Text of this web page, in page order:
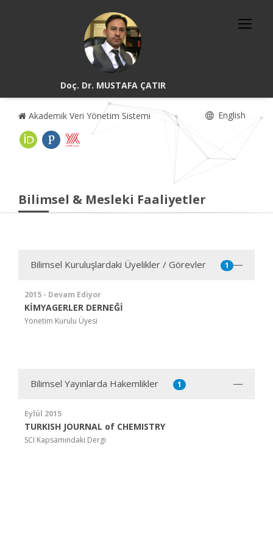
Doç. Dr. MUSTAFA ÇATIR
Akademik Veri Yönetim Sistemi English
Bilimsel & Mesleki Faaliyetler
Bilimsel Kuruluşlardaki Üyelikler / Görevler 1
2015 - Devam Ediyor
KİMYAGERLER DERNEĞİ
Yönetim Kurulu Üyesi
Bilimsel Yayınlarda Hakemlikler 1
Eylül 2015
TURKISH JOURNAL of CHEMISTRY
SCI Kapsamındaki Dergi